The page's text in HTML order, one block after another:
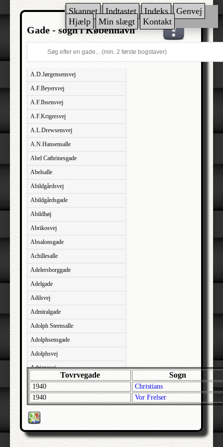
Skannet Indtastet Indeks
Genvej
Hjælp
Min slægt Kontakt
Gade - sogn i København
A.D.Jørgensensvej
A.F.Beyersvej
A.F.Ibsensvej
A.F.Krigersvej
A.L.Drewsensvej
A.N.Hansensalle
Abel Cathrinesgade
Abelsalle
Abildgårdsvej
Abildgårdsgade
Abildhøj
Abrikosvej
Absalonsgade
Achillesalle
Adelersborggade
Adelgade
Adilsvej
Admiralgade
Adolph Steensalle
Adolphsensgade
Adolphsvej
Adriansvej
Aftenbakken
Agavevej
Agerlandsvej
Agermosen
Agerskovvej
Tovrvegade Sogn
1940
Christians
1940
Vor Frelser